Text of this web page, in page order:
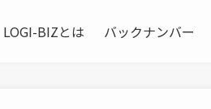
LOGI-BIZとは バックナンバー